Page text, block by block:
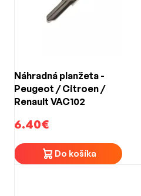
Náhradná planžeta -
Peugeot / Citroen /
Renault VAC102
6.40€
Do košíka